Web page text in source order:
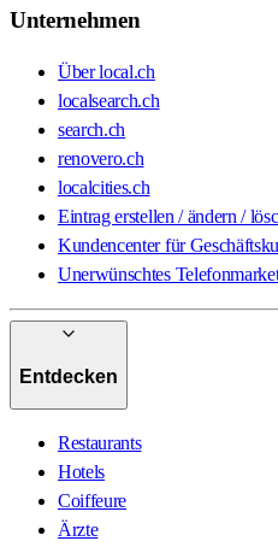
Unternehmen
Über local.ch
localsearch.ch
search.ch
renovero.ch
localcities.ch
Eintrag erstellen / ändern /
Kundencenter für
Unerwünschtes
Entdecken
Restaurants
Hotels
Coiffeure
Ärzte